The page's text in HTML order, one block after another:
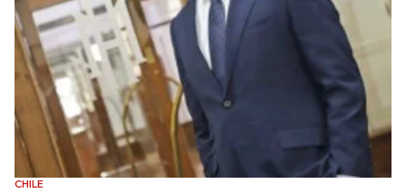
CHILE